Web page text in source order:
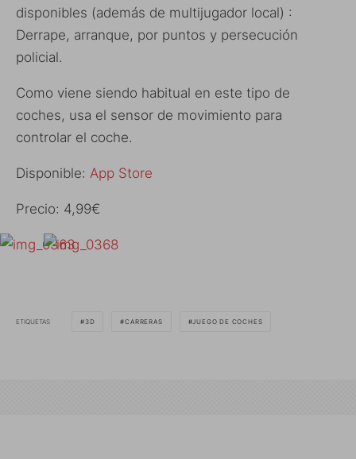
disponibles (además de multijugador local) :
Derrape, arranque, por puntos y persecución
policial.
Como viene siendo habitual en este tipo de
coches, usa el sensor de movimiento para
controlar el coche.
Disponible: App Store
Precio: 4,99€
ETIQUETAS 3D CARRERAS JUEGO DE COCHES